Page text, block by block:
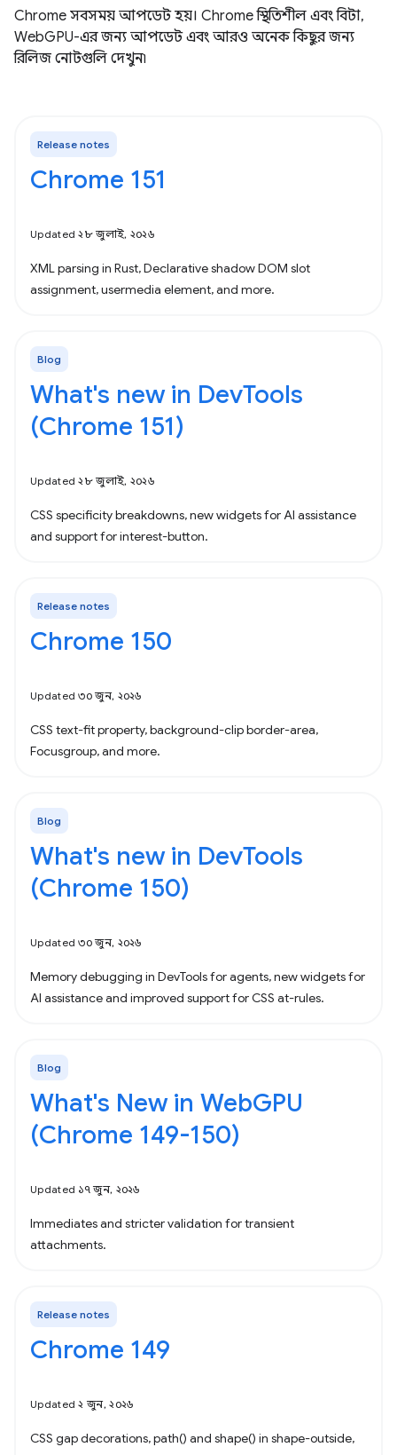
Chrome সবসময় আপডেট হয়। Chrome স্থিতিশীল এবং বিটা,
WebGPU-এর জন্য আপডেট এবং আরও অনেক কিছুর জন্য
রিলিজ নোটগুলি দেখুন৷
Release notes
Chrome 151
Updated ২৮ জুলাই, ২০২৬
XML parsing in Rust, Declarative shadow DOM slot
assignment, usermedia element, and more.
Blog
What's new in DevTools
(Chrome 151)
Updated ২৮ জুলাই, ২০২৬
CSS specificity breakdowns, new widgets for AI assistance
and support for interest-button.
Release notes
Chrome 150
Updated ৩০ জুন, ২০২৬
CSS text-fit property, background-clip border-area,
Focusgroup, and more.
Blog
What's new in DevTools
(Chrome 150)
Updated ৩০ জুন, ২০২৬
Memory debugging in DevTools for agents, new widgets for
AI assistance and improved support for CSS at-rules.
Blog
What's New in WebGPU
(Chrome 149-150)
Updated ১৭ জুন, ২০২৬
Immediates and stricter validation for transient
attachments.
Release notes
Chrome 149
Updated ২ জুন, ২০২৬
CSS gap decorations, path() and shape() in shape-outside,